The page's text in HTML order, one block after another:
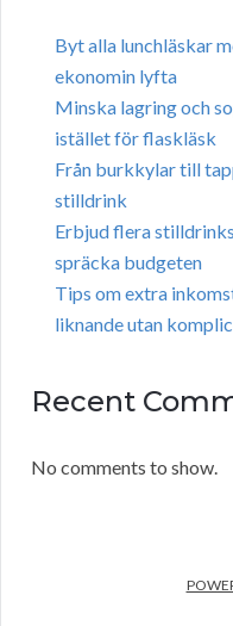
Byt alla lunchläskar
ekonomin lyfta
Minska lagring och
istället för flaskläsk
Från burkkylar till
stilldrink
Erbjud flera
spräcka budgeten
Tips om extra
liknande utan
Recent
No comments to show.